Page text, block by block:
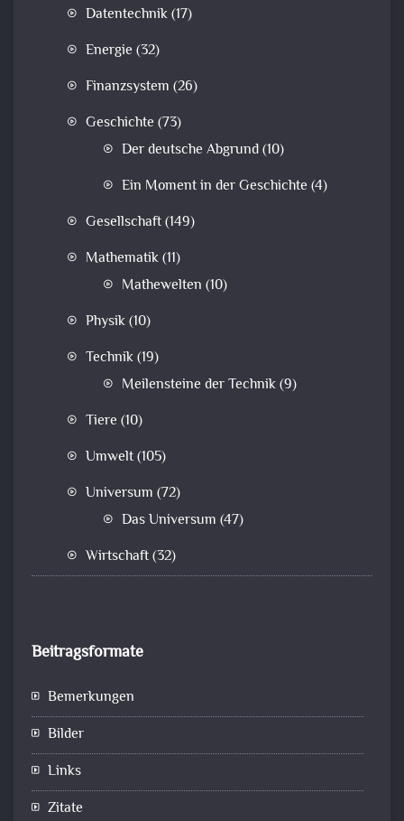
Datentechnik(17)
Energie (32)
Finanzsystem (26)
Geschichte (73)
Der deutsche Abgrund(10)
Ein Moment in der Geschichte (4)
Gesellschaft(149)
Mathematik(11)
Mathewelten (10)
Physik(10)
Technik(19)
Meilensteine der Technik(9)
Tiere (10)
Umwelt(105)
Universum (72)
Das Universum (47)
Wirtschaft(32)
Beitragsformate
Bemerkungen
Bilder
Links
Zitate